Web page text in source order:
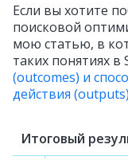
Если вы хотите
поисковой
мою статью, в
таких понятиях в
(outcomes) и
действия (outputs)
Итоговый